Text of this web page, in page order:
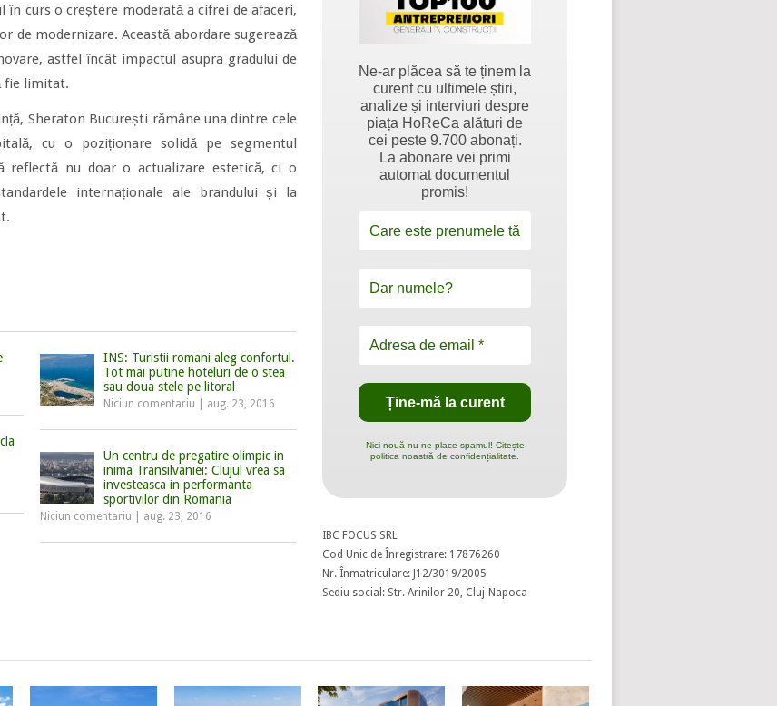
curs o creștere moderată a cifrei de afaceri,
de modernizare. Această abordare sugerează
astfel încât impactul asupra gradului de
fie limitat.
Sheraton București rămâne una dintre cele
cu o poziționare solidă pe segmentul
reflectă nu doar o actualizare estetică, ci o
internaționale ale brandului și la
INS: Turistii romani aleg confortul.
Tot mai putine hoteluri de o stea
sau doua stele pe litoral
Niciun comentariu aug. 23, 2016
Un centru de pregatire olimpic in
inima Transilvaniei: Clujul vrea sa
investeasca in performanta
sportivilor din Romania
Niciun comentariu aug. 23, 2016
Ne-ar plăcea să te ținem la
curent cu ultimele știri,
analize și interviuri despre
piața HoReCa alături de
cei peste 9.700 abonați.
La abonare vei primi
automat documentul
promis!
Nici nouă nu ne place spamul! Citește
politica noastră de confidențialitate.
IBC FOCUS SRL
Cod Unic de Înregistrare: 17876260
Nr. Înmatriculare: J12/3019/2005
Sediu social: Str. Arinilor 20, Cluj-Napoca